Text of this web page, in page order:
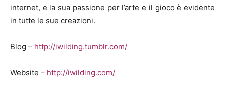
internet, e la sua passione per l’arte e il gioco è evidente
in tutte le sue creazioni.
Blog – http://iwilding.tumblr.com/
Website – http://iwilding.com/